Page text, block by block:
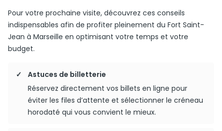
Pour votre prochaine visite, découvrez ces conseils
indispensables afin de profiter pleinement du Fort Saint-
Jean à Marseille en optimisant votre temps et votre
budget.
Astuces de billetterie
Réservez directement vos billets en ligne pour
éviter les files d’attente et sélectionner le créneau
horodaté qui vous convient le mieux.